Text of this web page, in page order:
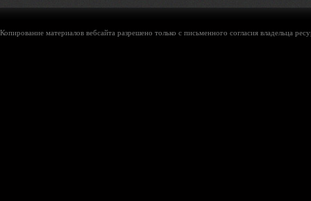
Копирование материалов вебсайта разрешено только с письменного согласия владельца